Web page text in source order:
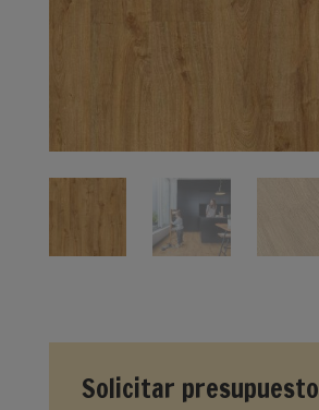
Solicitar presupuesto